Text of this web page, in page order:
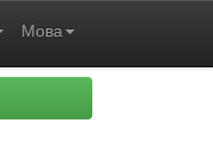
Мова